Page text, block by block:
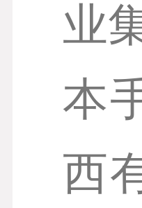
业
本
西